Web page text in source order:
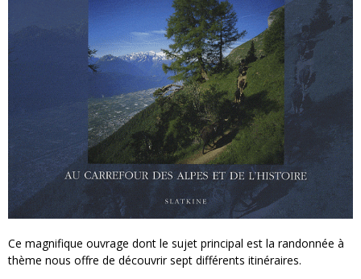
« Damn Them All » - Un duo de Choc !
Yoshi and the mysterious book
Ce magnifique ouvrage dont le sujet principal est la randonnée à
thème nous offre de découvrir sept différents itinéraires.